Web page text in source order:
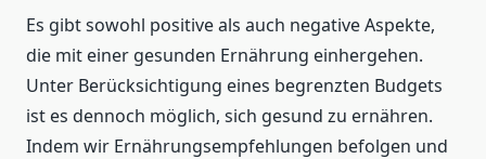
Es gibt sowohl positive als auch negative Aspekte,
die mit einer gesunden Ernährung einhergehen.
Unter Berücksichtigung eines begrenzten Budgets
ist es dennoch möglich, sich gesund zu ernähren.
Indem wir Ernährungsempfehlungen befolgen und